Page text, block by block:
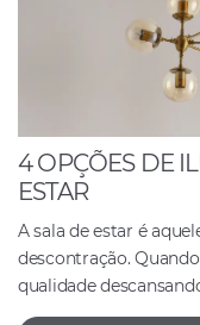
4 OPÇÕES DE
ESTAR
A sala de estar é
descontração.
qualidade